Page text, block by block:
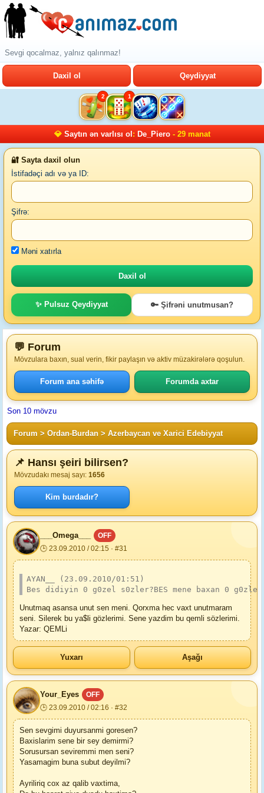
Sevgi qocalmaz, yalnız qalınmaz!
Daxil ol Qeydiyyat
2 1
💎 Saytın ən varlısı ol : De_Piero- 29 manat
🔐 Sayta daxil olun
İstifadəçi adı və ya ID:
Şifrə:
Məni xatırla
✨ Pulsuz Qeydiyyat 🔑 Şifrəni unutmusan?
💬 Forum
Mövzulara baxın, sual verin, fikir paylaşın və aktiv müzakirələrə qoşulun.
Forum ana səhifə Forumda axtar
Son 10 mövzu
Forum > Ordan-Burdan > Azerbaycan ve Xarici Edebiyyat
📌 Hansı şeiri bilirsen?
Mövzudakı mesaj sayı: 1656
Kim burdadır?
___Omega___
OFF
🕒 23.09.2010 / 02:15 · #31
AYAN__ (23.09.2010/01:51)
Bes didiyin 0 g0zel s0zler?BES mene baxan 0 g0zler?
Unutmaq asansa unut sen meni. Qorxma hec vaxt unutmaram
seni. Silerek bu ya$li gözlerimi. Sene yazdim bu qemli sözlerimi.
Yazar: QEMLi
Yuxarı Aşağı
Your_Eyes
OFF
🕒 23.09.2010 / 02:16 · #32
Sen sevgimi duyursanmi goresen?
Baxislarim sene bir sey demirmi?
Sorusursan seviremmi men seni?
Yasamagim buna subut deyilmi?
Ayriliriq cox az qalib vaxtima,